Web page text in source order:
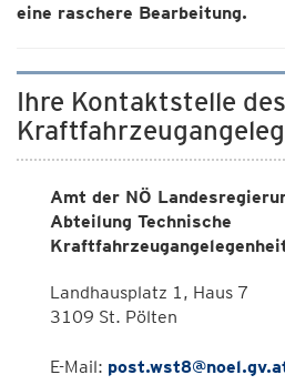
eine raschere Bearbeitung.
Ihre Kontaktstelle
Amt der NÖ
Abteilung Technische
Landhausplatz 1, Haus 7
3109 St. Pölten
E-Mail: